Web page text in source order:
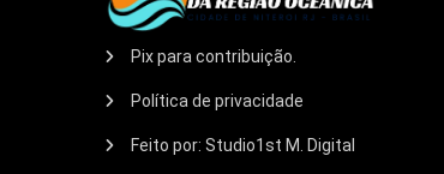
Pix para contribuição.
Política de privacidade
Feito por: Studio1st M. Digital